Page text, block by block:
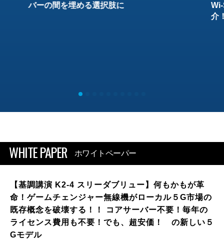
バーの間を埋める選択肢に
介
WHITE PAPER ホワイトペーパー
【基調講演 K2-4 スリーダブリュー】何もかもが革
命！ゲームチェンジャー無線機がローカル５G市場の
既存概念を破壊する！！ コアサーバー不要！毎年の
ライセンス費用も不要！でも、超安価！ の新しい５
Gモデル